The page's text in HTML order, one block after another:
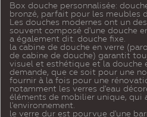
Box douche personnalisée:
bronzé, parfait pour les meubles
Les douches modernes ont un
souvent composé d'une douche
a également dit. douche fixe.
la cabine de douche en verre
de cabine de douche) garantit
visuel et esthétique et la douche
demande, que ce soit pour une
fournir à la fois pour une
notamment les verres d'eau
éléments de mobilier unique, qui
l'environnement.
le verre dur est pourvue d'une